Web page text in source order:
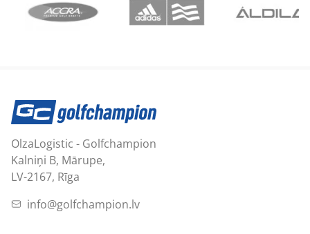
OlzaLogistic - Golfchampion
Kalniņi B, Mārupe,
LV-2167, Rīga
info@golfchampion.lv